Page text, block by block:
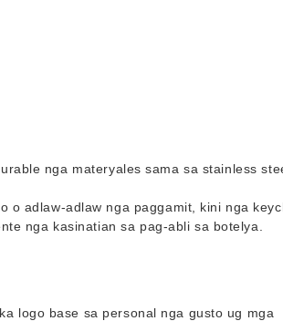
nga materyales sama sa stainless
o adlaw-adlaw nga paggamit, kini nga
nga kasinatian sa pag-abli sa botelya.
logo base sa personal nga gusto ug mga